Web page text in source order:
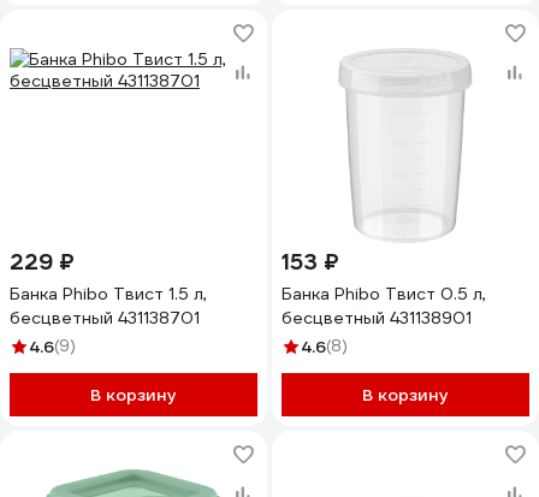
229 ₽
Банка Phibo Твист 1.5 л,
бесцветный 431138701
4.6(9)
В корзину
153 ₽
Банка Phibo Твист 0.5 л,
бесцветный 431138901
4.6(8)
В корзину